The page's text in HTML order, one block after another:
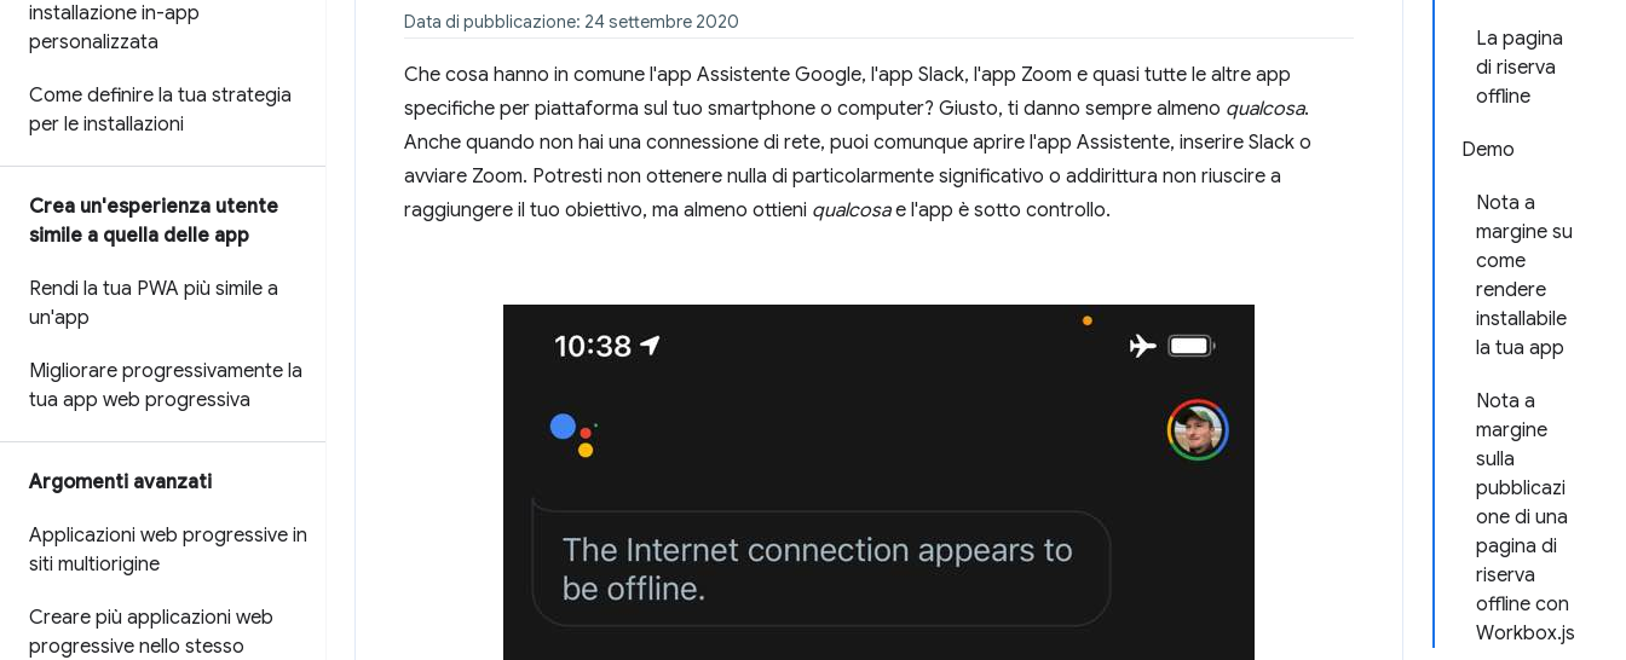
installazione in-app
personalizzata
Come definire la tua strategia
per le installazioni
Crea un'esperienza utente
simile a quella delle app
Rendi la tua PWA più simile a
un'app
Migliorare progressivamente la
tua app web progressiva
Argomenti avanzati
Applicazioni web progressive in
siti multiorigine
Creare più applicazioni web
progressive nello stesso
La pagina
di riserva
offline
Demo
Nota a
margine su
come
rendere
installabile
la tua app
Nota a
margine
sulla
pubblicazi
one di una
pagina di
riserva
offline con
Workbox.js
Data di pubblicazione: 24 settembre 2020
Che cosa hanno in comune l'app Assistente Google, l'app Slack, l'app Zoom e quasi tutte le altre app
specifiche per piattaforma sul tuo smartphone o computer? Giusto, ti danno sempre almeno qualcosa.
Anche quando non hai una connessione di rete, puoi comunque aprire l'app Assistente, inserire Slack o
avviare Zoom. Potresti non ottenere nulla di particolarmente significativo o addirittura non riuscire a
raggiungere il tuo obiettivo, ma almeno ottieni qualcosae l'app è sotto controllo.